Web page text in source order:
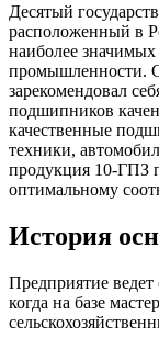
Десятый
расположенный в
наиболее
промышленности. С
зарекомендовал
подшипников
качественные
техники,
продукция 10-ГПЗ
оптимальному
История
Предприятие
когда на базе